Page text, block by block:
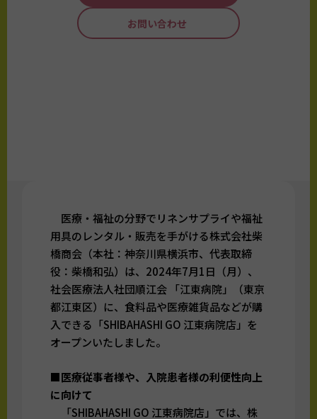
お問い合わせ
医療・福祉の分野でリネンサプライや福祉
用具のレンタル・販売を手がける株式会社柴
橋商会（本社：神奈川県横浜市、代表取締
役：柴橋和弘）は、2024年7月1日（月）、
社会医療法人社団順江会 「江東病院」（東京
都江東区）に、食料品や医療雑貨品などが購
入できる「SHIBAHASHI GO 江東病院店」を
オープンいたしました。
■医療従事者様や、入院患者様の利便性向上
に向けて
「SHIBAHASHI GO 江東病院店」では、株